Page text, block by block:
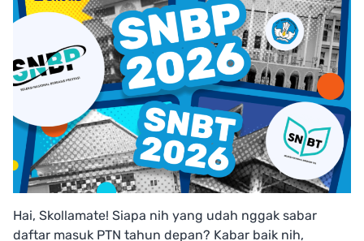
Hai, Skollamate! Siapa nih yang udah nggak sabar
daftar masuk PTN tahun depan? Kabar baik nih,